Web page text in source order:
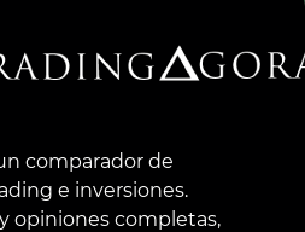
comparador de
e inversiones.
opiniones completas,